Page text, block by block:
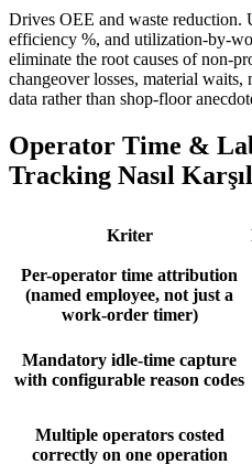
Drives OEE and waste reduction.
efficiency %, and utilization-by-
eliminate the root causes of non-
changeover losses, material
data rather than shop-floor
Operator Time &
Tracking Nasıl
Kriter
Per-operator time attribution
(named employee, not just a
work-order timer)
Mandatory idle-time capture
with configurable reason codes
Multiple operators costed
correctly on one operation